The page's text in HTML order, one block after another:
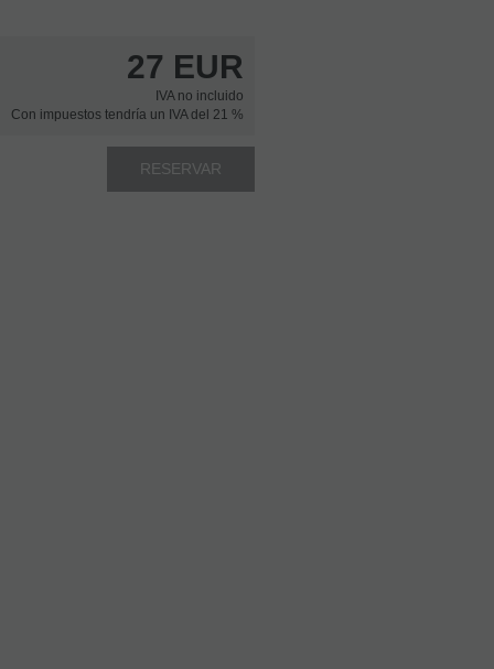
27 EUR
IVA no incluido
Con impuestos tendría un IVA del 21 %
RESERVAR